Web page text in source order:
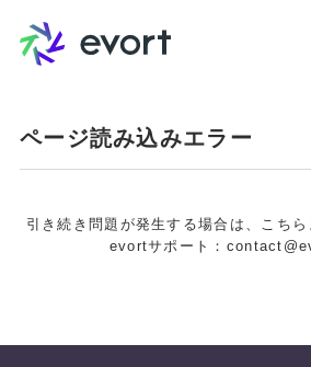
ページ読み込みエラー
引き続き問題が発生する場合は、こちら
evortサポート：